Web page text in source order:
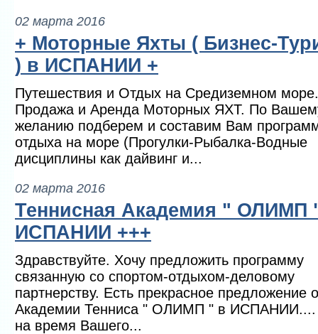
02 марта 2016
+ Моторные Яхты ( Бизнес-
) в ИСПАНИИ +
Путешествия и Отдых на Средиземном море.
Продажа и Аренда Моторных ЯХТ. По
желанию подберем и составим Вам
отдыха на море (Прогулки-Рыбалка-Водные
дисциплины как дайвинг и...
02 марта 2016
Теннисная Академия " ОЛИМП
ИСПАНИИ +++
Здравствуйте. Хочу предложить программу
связанную со спортом-отдыхом-деловому
партнерству. Есть прекрасное предложение
Академии Тенниса " ОЛИМП " в ИСПАНИИ....
на время Вашего...